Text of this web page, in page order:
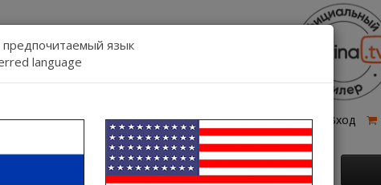
Связь Регистрация Вход
Язык:
язык
language